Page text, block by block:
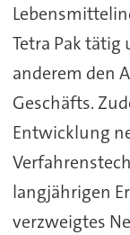
Tetra Pak
anderem den
Geschäfts.
Entwicklung
langjährigen
verzweigtes